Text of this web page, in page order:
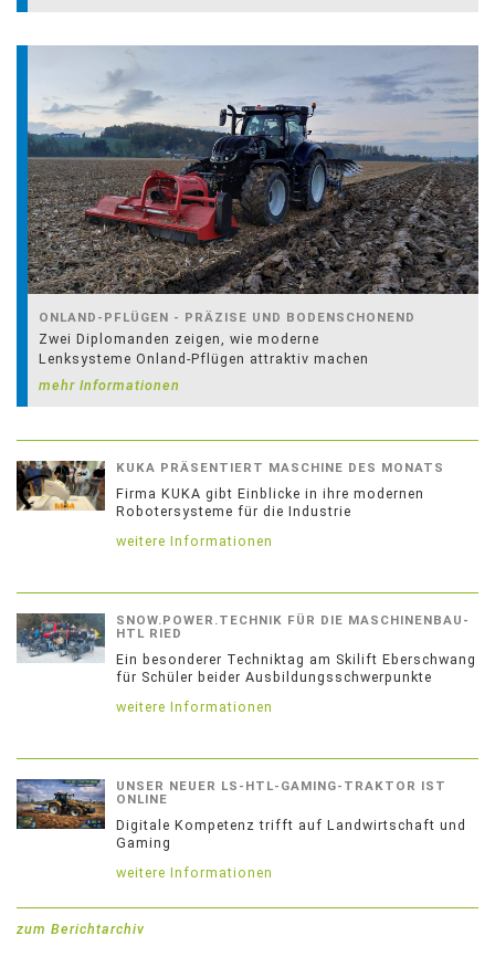
ONLAND-PFLÜGEN - PRÄZISE UND BODENSCHONEND
Zwei Diplomanden zeigen, wie moderne
Lenksysteme Onland-Pflügen attraktiv machen
mehr Informationen
KUKA PRÄSENTIERT MASCHINE DES MONATS
Firma KUKA gibt Einblicke in ihre modernen
Robotersysteme für die Industrie
weitere Informationen
SNOW.POWER.TECHNIK FÜR DIE MASCHINENBAU-
HTL RIED
Ein besonderer Techniktag am Skilift Eberschwang
für Schüler beider Ausbildungsschwerpunkte
weitere Informationen
UNSER NEUER LS-HTL-GAMING-TRAKTOR IST
ONLINE
Digitale Kompetenz trifft auf Landwirtschaft und
Gaming
weitere Informationen
zum Berichtarchiv